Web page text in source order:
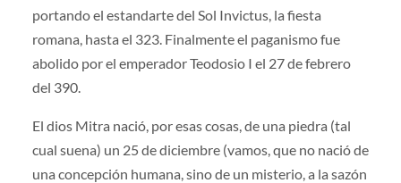
portando el estandarte del Sol Invictus, la fiesta
romana, hasta el 323. Finalmente el paganismo fue
abolido por el emperador Teodosio I el 27 de febrero
del 390.
El dios Mitra nació, por esas cosas, de una piedra (tal
cual suena) un 25 de diciembre (vamos, que no nació de
una concepción humana, sino de un misterio, a la sazón